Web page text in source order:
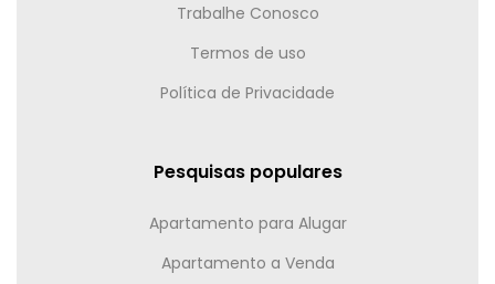
Trabalhe Conosco
Termos de uso
Política de Privacidade
Pesquisas populares
Apartamento para Alugar
Apartamento a Venda